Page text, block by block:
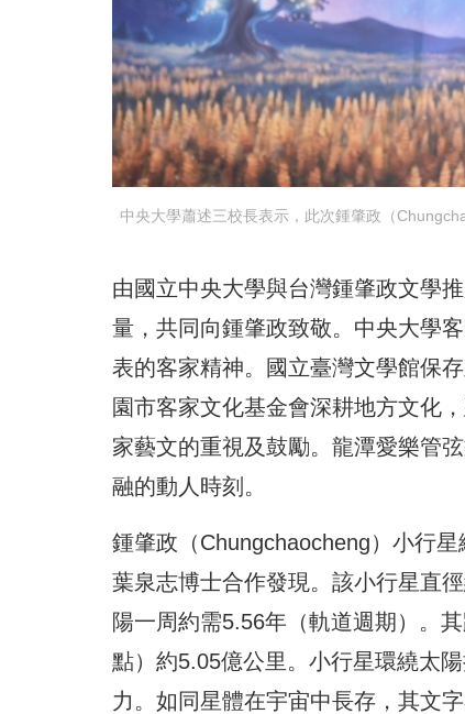
中央大學蕭述三校長表示，此次鍾肇政（
由國立中央大學與台灣鍾肇政文學
量，共同向鍾肇政致敬。中央大學
表的客家精神。國立臺灣文學館保
園市客家文化基金會深耕地方文化
家藝文的重視及鼓勵。龍潭愛樂管
融的動人時刻。
鍾肇政（Chungchaocheng）小行
葉泉志博士合作發現。該小行星直
陽一周約需5.56年（軌道週期）。
點）約5.05億公里。小行星環繞太
力。如同星體在宇宙中長存，其文